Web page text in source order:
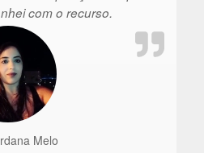
com o recurso.
Melo